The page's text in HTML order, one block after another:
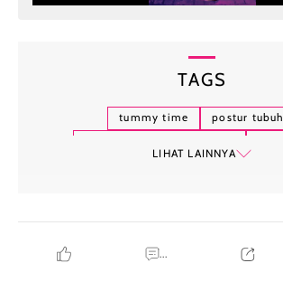
TAGS
tummy time
postur tubuh
LIHAT LAINNYA
...